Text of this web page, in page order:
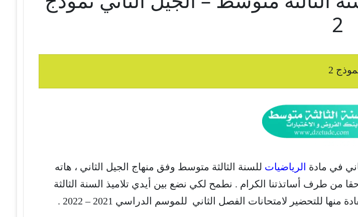
2
2
في مادة الرياضيات للسنة الثالثة متوسط وفق منهاج الجيل الثاني ، هاته
من طرف أساتذتنا الكرام . نطمح لكي نضع بين أيدي تلاميذ السنة الثالثة
منها للتحضير لامتحانات الفصل الثاني للموسم الدراسي 2021 – 2022 .